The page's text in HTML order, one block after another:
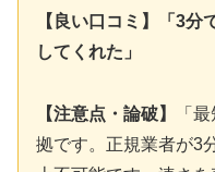
【良い口コミ】「3
してくれた」
【注意点・論破】
「
拠です。正規業者が3